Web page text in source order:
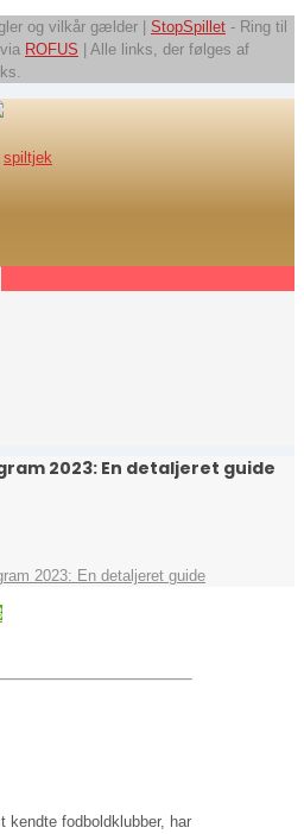
og vilkår gælder | StopSpillet - Ring til
ROFUS | Alle links, der følges af
2023: En detaljeret guide
2023: En detaljeret guide
kendte fodboldklubber, har